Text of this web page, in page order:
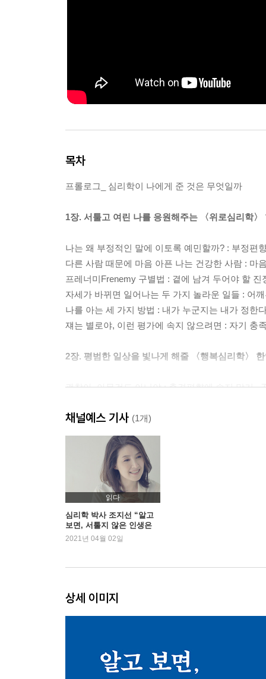
목차
프롤로그_ 심리학이 나에게 준 것은 무엇일까
1장. 서툴고 여린 나를 응원해주는 〈위로심리학〉
나는 왜 부정적인 말에 이토록 예민할까? : 부정편
다른 사람 때문에 마음 아픈 나는 건강한 사람 : 마
프레너미Frenemy 구별법 : 곁에 남겨 두어야 할 진
자세가 바뀌면 일어나는 두 가지 놀라운 일들 : 어
나를 아는 세 가지 방법 : 내가 누군지는 내가 정한
쟤는 별로야, 이런 평가에 속지 않으려면 : 자기 충
2장. 평범한 일상을 빛나게 해줄 〈행복심리학〉
괜찮아, 아무것도 아니야 : 충격편향에 속지 말기 ·
행복은 강도가 아니라 빈도다 : 오늘 분량의 작은 기
90년 전 수녀들의 일기에 담긴 행복의 비밀 : 믿기
예쁘고 잘생기면 행복할까? : 거울 속 내 모습 사랑
딴생각을 많이 하면 나에게 일어나는 일 : ‘Here &
다 지난 일 곱씹기 : 불행으로 가는 지름길 · 116
하기 싫은 생각을 멈추는 방법 : 장면 전환이 답이다
화날 때, 어떻게 해야 하나요? : 마음이 힘들 땐 호
3장. 서로를 이해하는 연습이 필요할 때 〈공감심
오해를 푸는 마법의 주문 : 무슨 일이 있었겠지 · 158
우리는 왜 서로 이해하지 못할까? : 너와 내가 가진
친해지고 싶은 사람에게 따뜻한 차를 건네야 하는
내 이야기를 청중이 듣게 하는 방법 : 프레젠테이션
채널예스 기사 (1개)
읽다
심리학 박사 조지선 “알고
보면, 서툴지 않은 인생은
없다”
2021년 04월 02일
상세 이미지